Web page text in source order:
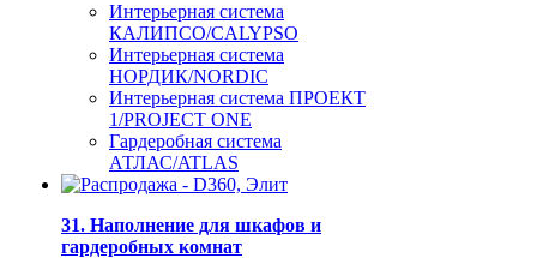
Интерьерная система
КАЛИПСО/CALYPSO
Интерьерная система
НОРДИК/NORDIC
Интерьерная система ПРОЕКТ
1/PROJECT ONE
Гардеробная система
АТЛАС/ATLAS
31. Наполнение для шкафов и
гардеробных комнат